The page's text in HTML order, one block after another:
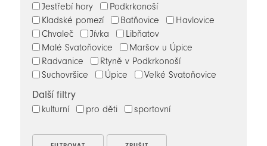
Jestřebí hory
Podkrkonoší
Kladské pomezí
Batňovice
Havlovice
Chvaleč
Jívka
Libňatov
Malé Svatoňovice
Maršov u Úpice
Radvanice
Rtyně v Podkrkonoší
Suchovršice
Úpice Velké Svatoňovice
Další filtry
kulturní pro děti sportovní